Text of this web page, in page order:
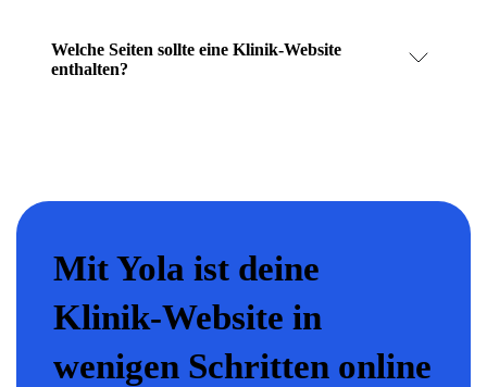
Welche Seiten sollte eine Klinik-Website
enthalten?
Mit Yola ist deine
Klinik-Website in
wenigen Schritten online